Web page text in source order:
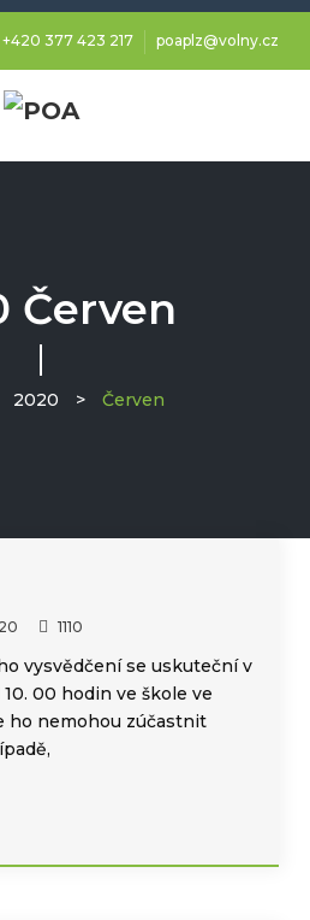
+420 377 423 217 poaplz@volny.cz
Červen
2020 > Červen
1110
vysvědčení se uskuteční v
00 hodin ve škole ve
ho nemohou zúčastnit